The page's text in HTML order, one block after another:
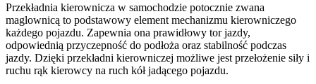
Przekładnia kierownicza w samochodzie potocznie zwana
maglownicą to podstawowy element mechanizmu kierowniczego
każdego pojazdu. Zapewnia ona prawidłowy tor jazdy,
odpowiednią przyczepność do podłoża oraz stabilność podczas
jazdy. Dzięki przekładni kierowniczej możliwe jest przełożenie siły i
ruchu rąk kierowcy na ruch kół jadącego pojazdu.